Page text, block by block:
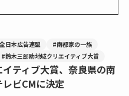
日本広告連盟
#南都家の一族
#鈴木三郎助地域クリエイティブ大賞
ティブ大賞、奈良県の南
ビCMに決定